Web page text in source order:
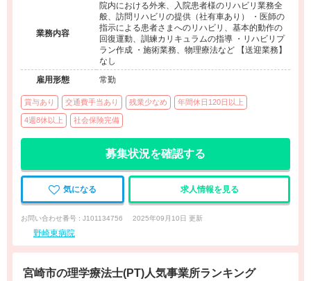
業務内容
院内における外来、入院患者様のリハビリ業務全
般、訪問リハビリの提供（社有車あり） ・医師の
指示による患者さまへのリハビリ、基本的動作の
回復運動、訓練カリキュラムの指導 ・リハビリプ
ラン作成 ・施術業務、物理療法など 【送迎業務】
なし
雇用形態
常勤
賞与あり 交通費手当あり 残業少なめ 年間休日120日以上
4週8休以上 社会保険完備
募集状況を確認する
気になる 求人情報を見る
お問い合わせ番号 : J101134756 2025年09月10日 更新
野崎東病院
宮崎市の理学療法士(PT)人気事業所ランキング